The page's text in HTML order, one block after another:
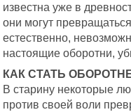
известна уже в
они могут
естественно,
настоящие оборотни,
КАК СТАТЬ
В старину некоторые
против своей воли